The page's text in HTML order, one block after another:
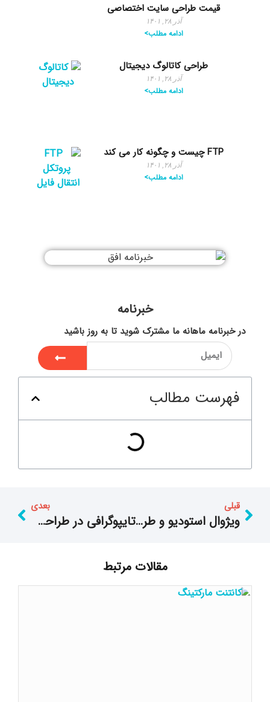
قیمت طراحی سایت اختصاصی
آذر ۲۸, ۱۴۰۱
ادامه مطلب>
طراحی کاتالوگ دیجیتال
آذر ۲۸, ۱۴۰۱
ادامه مطلب>
FTP چیست و چگونه کار می کند
آذر ۲۸, ۱۴۰۱
ادامه مطلب>
خبرنامه
در خبرنامه ماهانه ما مشترک شوید تا به روز باشید
فهرست مطالب
قبلی
ویژوال استودیو و طراحی سایت در تهران
بعدی
تایپوگرافی در طراحی سایت
مقالات مرتبط